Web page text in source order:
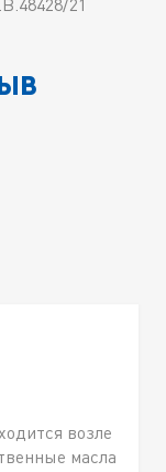
возле
масла